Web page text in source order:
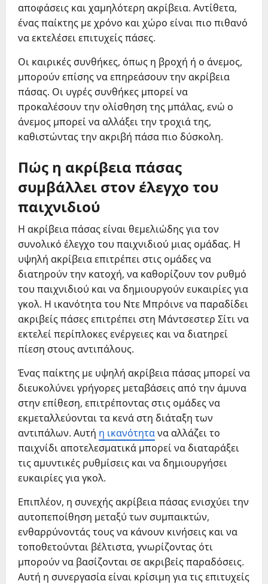
αποφάσεις και χαμηλότερη ακρίβεια. Αντίθετα,
ένας παίκτης με χρόνο και χώρο είναι πιο πιθανό
να εκτελέσει επιτυχείς πάσες.
Οι καιρικές συνθήκες, όπως η βροχή ή ο άνεμος,
μπορούν επίσης να επηρεάσουν την ακρίβεια
πάσας. Οι υγρές συνθήκες μπορεί να
προκαλέσουν την ολίσθηση της μπάλας, ενώ ο
άνεμος μπορεί να αλλάξει την τροχιά της,
καθιστώντας την ακριβή πάσα πιο δύσκολη.
Πώς η ακρίβεια πάσας
συμβάλλει στον έλεγχο του
παιχνιδιού
Η ακρίβεια πάσας είναι θεμελιώδης για τον
συνολικό έλεγχο του παιχνιδιού μιας ομάδας. Η
υψηλή ακρίβεια επιτρέπει στις ομάδες να
διατηρούν την κατοχή, να καθορίζουν τον ρυθμό
του παιχνιδιού και να δημιουργούν ευκαιρίες για
γκολ. Η ικανότητα του Ντε Μπρόινε να παραδίδει
ακριβείς πάσες επιτρέπει στη Μάντσεστερ Σίτι να
εκτελεί περίπλοκες ενέργειες και να διατηρεί
πίεση στους αντιπάλους.
Ένας παίκτης με υψηλή ακρίβεια πάσας μπορεί να
διευκολύνει γρήγορες μεταβάσεις από την άμυνα
στην επίθεση, επιτρέποντας στις ομάδες να
εκμεταλλεύονται τα κενά στη διάταξη των
αντιπάλων. Αυτή η ικανότητανα αλλάζει το
παιχνίδι αποτελεσματικά μπορεί να διαταράξει
τις αμυντικές ρυθμίσεις και να δημιουργήσει
ευκαιρίες για γκολ.
Επιπλέον, η συνεχής ακρίβεια πάσας ενισχύει την
αυτοπεποίθηση μεταξύ των συμπαικτών,
ενθαρρύνοντάς τους να κάνουν κινήσεις και να
τοποθετούνται βέλτιστα, γνωρίζοντας ότι
μπορούν να βασίζονται σε ακριβείς παραδόσεις.
Αυτή η συνεργασία είναι κρίσιμη για τις επιτυχείς